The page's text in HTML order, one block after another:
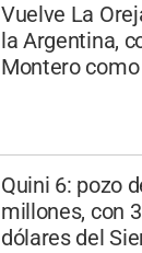
Vuelve La
la Argentina,
Montero
Quini 6: pozo
millones, con
dólares del